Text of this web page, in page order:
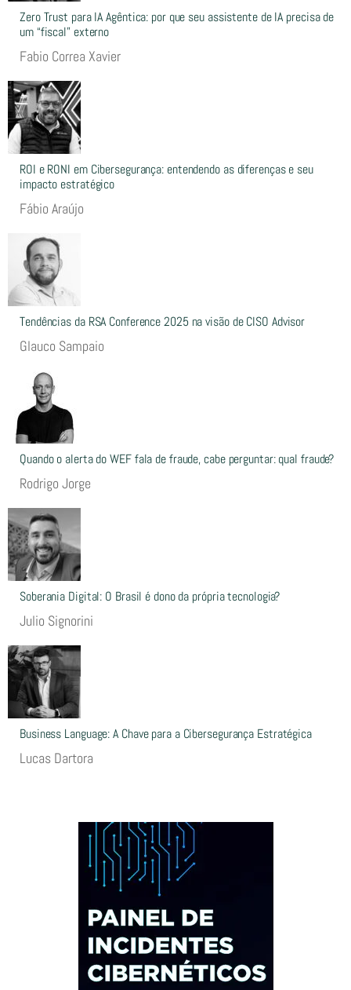
Zero Trust para IA Agêntica: por que seu assistente de IA precisa de
um “fiscal” externo
Fabio Correa Xavier
ROI e RONI em Cibersegurança: entendendo as diferenças e seu
impacto estratégico
Fábio Araújo
Tendências da RSA Conference 2025 na visão de CISO Advisor
Glauco Sampaio
Quando o alerta do WEF fala de fraude, cabe perguntar: qual fraude?
Rodrigo Jorge
Soberania Digital: O Brasil é dono da própria tecnologia?
Julio Signorini
Business Language: A Chave para a Cibersegurança Estratégica
Lucas Dartora